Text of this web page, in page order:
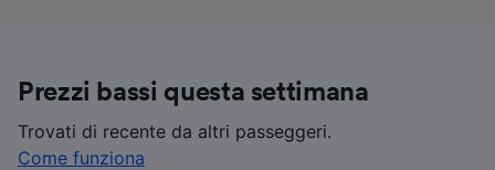
Prezzi bassi questa settimana
Trovati di recente da altri passeggeri.
Come funziona